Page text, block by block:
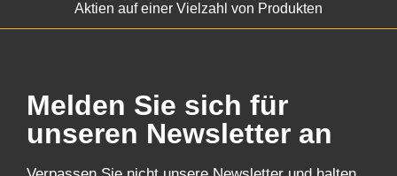
Aktien auf einer Vielzahl von Produkten
Melden Sie sich für
unseren Newsletter an